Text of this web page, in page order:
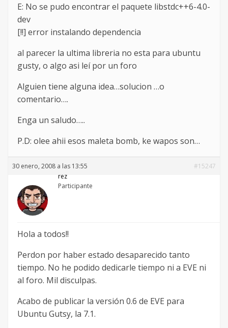
E: No se pudo encontrar el paquete libstdc++6-4.0-
dev
[!!] error instalando dependencia
al parecer la ultima libreria no esta para ubuntu
gusty, o algo asi leí por un foro
Alguien tiene alguna idea…solucion …o
comentario….
Enga un saludo…..
P.D: olee ahii esos maleta bomb, ke wapos son…
30 enero, 2008 a las 13:55
#15247
rez
Participante
Hola a todos!!
Perdon por haber estado desaparecido tanto
tiempo. No he podido dedicarle tiempo ni a EVE ni
al foro. Mil disculpas.
Acabo de publicar la versión 0.6 de EVE para
Ubuntu Gutsy, la 7.1.